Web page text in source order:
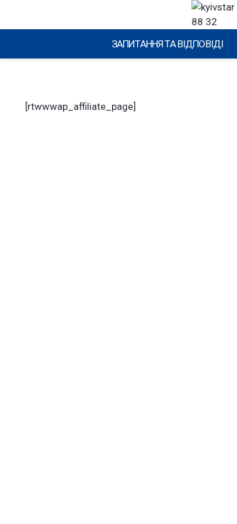
88 32
ЗАПИТАННЯ ТА ВІДПОВІДІ
[rtwwwap_affiliate_page]